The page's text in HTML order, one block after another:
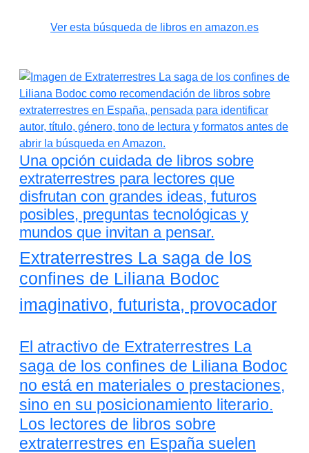
Ver esta búsqueda de libros en amazon.es
Una opción cuidada de libros sobre
extraterrestres para lectores que
disfrutan con grandes ideas, futuros
posibles, preguntas tecnológicas y
mundos que invitan a pensar.
Extraterrestres La saga de los
confines de Liliana Bodoc
imaginativo, futurista, provocador
El atractivo de Extraterrestres La
saga de los confines de Liliana Bodoc
no está en materiales o prestaciones,
sino en su posicionamiento literario.
Los lectores de libros sobre
extraterrestres en España suelen